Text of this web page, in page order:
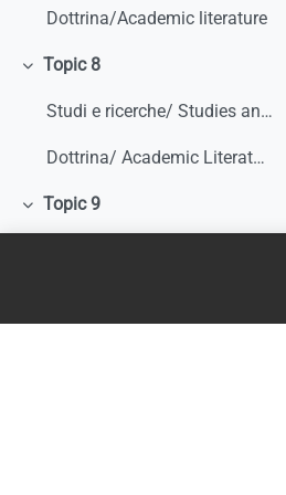
Dottrina/Academic literature
Minimizza
Topic 8
Studi e ricerche/ Studies and research
Dottrina/ Academic Literature
Minimizza
Topic 9